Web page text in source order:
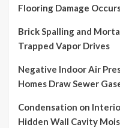
Flooring Damage
Brick Spalling and
Trapped Vapor Drives
Negative Indoor Air
Homes Draw Sewer
Condensation on
Hidden Wall Cavity